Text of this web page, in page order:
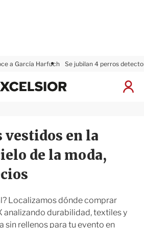
a García Harfuch Se jubilan 4 perros
I
x
i
r
vestidos en la
de la moda,
Localizamos dónde comprar
analizando durabilidad, textiles y
sin rellenos para tu evento en